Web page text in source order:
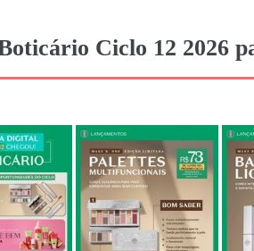
Ciclo 12 2026